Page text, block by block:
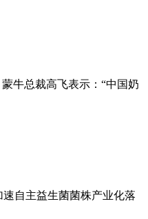
牛总裁高飞表示：“中国奶
自主益生菌菌株产业化落